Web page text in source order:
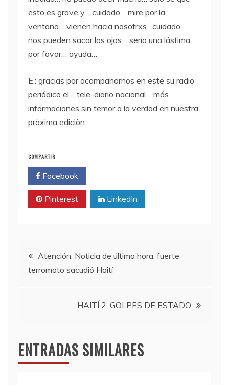
esto es grave y… cuidado… mire por la
ventana… vienen hacia nosotrxs…cuidado…
nos pueden sacar los ojos… sería una lástima…
por favor… ayuda…
E.: gracias por acompañarnos en este su radio
periódico el… tele-diario nacional… más
informaciones sin temor a la verdad en nuestra
pròxima ediciòn…
COMPARTIR
Facebook
Pinterest LinkedIn
Navegación
de
Atención. Noticia de última hora: fuerte
terromoto sacudió Haití
HAITÍ 2. GOLPES DE ESTADO
ENTRADAS SIMILARES